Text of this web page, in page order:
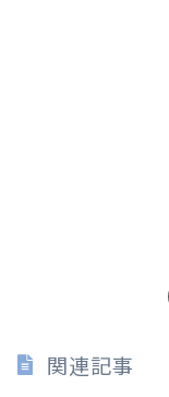
関連記事